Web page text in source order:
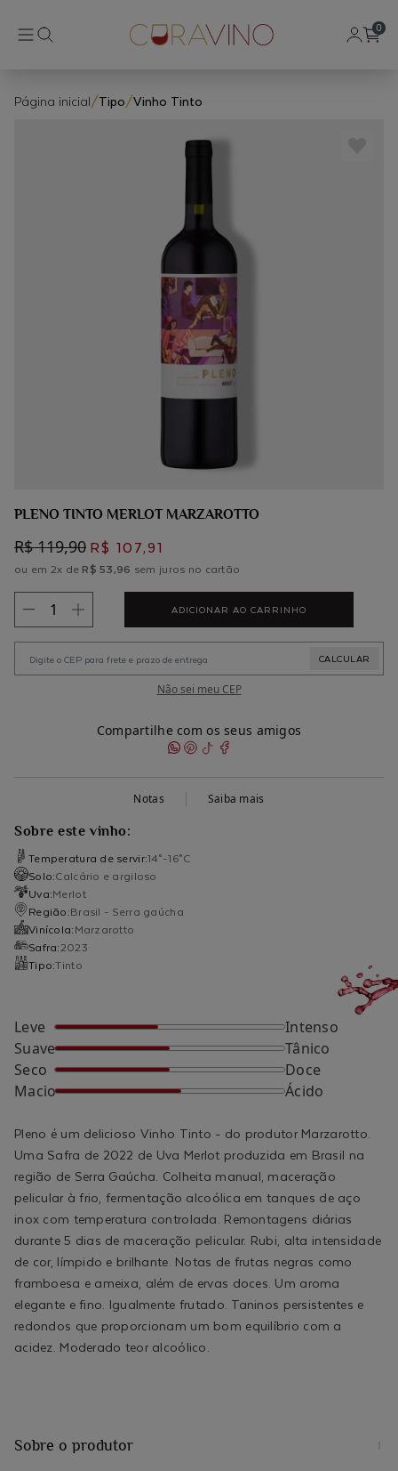
0
Página inicial/Tipo/Vinho Tinto
PLENO TINTO MERLOT MARZAROTTO
R$ 119,90 R$ 107,91
ou em 2x de R$ 53,96 sem juros no cartão
ADICIONAR AO CARRINHO
Não sei meu CEP
Compartilhe com os seus amigos
Notas Saiba mais
Sobre este vinho:
Temperatura de servir:14°-16°C
Solo:Calcário e argiloso
Uva:Merlot
Região:Brasil - Serra gaúcha
Vinícola:Marzarotto
Safra:2023
Tipo:Tinto
Leve
Intenso
Suave
Tânico
Seco
Doce
Macio
Ácido
Pleno é um delicioso Vinho Tinto - do produtor Marzarotto.
Uma Safra de 2022 de Uva Merlot produzida em Brasil na
região de Serra Gaúcha. Colheita manual, maceração
pelicular à frio, fermentação alcoólica em tanques de aço
inox com temperatura controlada. Remontagens diárias
durante 5 dias de maceração pelicular. Rubi, alta intensidade
de cor, límpido e brilhante. Notas de frutas negras como
framboesa e ameixa, além de ervas doces. Um aroma
elegante e ­fino. Igualmente frutado. Taninos persistentes e
redondos que proporcionam um bom equilíbrio com a
acidez. Moderado teor alcoólico.
Sobre o produtor